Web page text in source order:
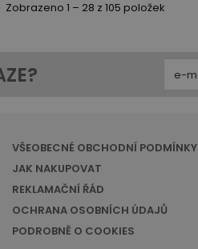
Zobrazeno 1 – 28 z 105 položek
VŠEOBECNÉ OBCHODNÍ PODMÍNKY
JAK NAKUPOVAT
REKLAMAČNÍ ŘÁD
OCHRANA OSOBNÍCH ÚDAJŮ
PODROBNĚ O COOKIES